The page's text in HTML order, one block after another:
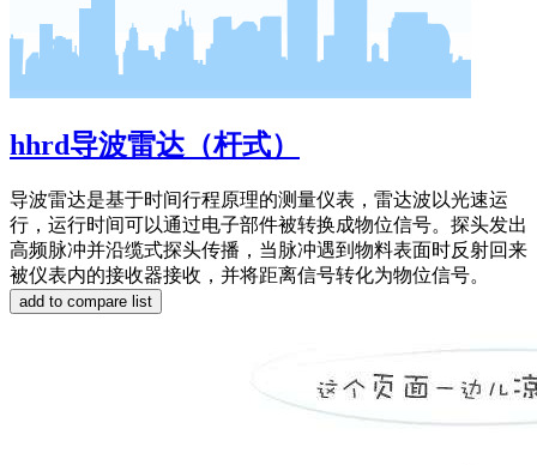
hhrd导波雷达（杆式）
导波雷达是基于时间行程原理的测量仪表，雷达波以光速运
行，运行时间可以通过电子部件被转换成物位信号。探头发出
高频脉冲并沿缆式探头传播，当脉冲遇到物料表面时反射回来
被仪表内的接收器接收，并将距离信号转化为物位信号。